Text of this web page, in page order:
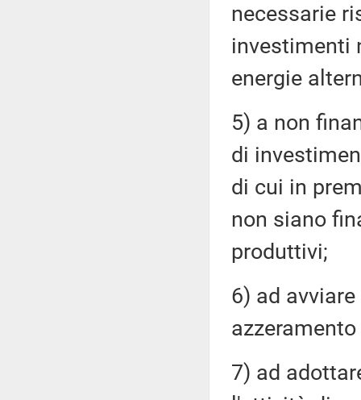
necessarie
investimenti
energie
5) a non
di
di cui in
non siano
produttivi;
6) ad
7) ad